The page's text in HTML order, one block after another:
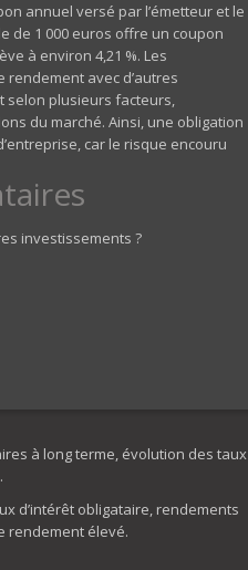
annuel versé par l’émetteur et le
de 1 000 euros offre un coupon
à environ 4,21 %. Les
avec d’autres
selon plusieurs facteurs,
du marché. Ainsi, une obligation
car le risque encouru
investissements ?
à long terme, évolution des taux
d’intérêt obligataire, rendements
rendement élevé.